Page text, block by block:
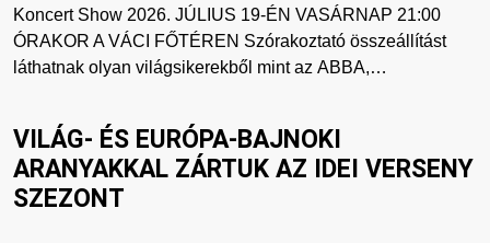
Koncert Show 2026. JÚLIUS 19-ÉN VASÁRNAP 21:00
ÓRAKOR A VÁCI FŐTÉREN Szórakoztató összeállítást
láthatnak olyan világsikerekből mint az ABBA,…
VILÁG- ÉS EURÓPA-BAJNOKI
ARANYAKKAL ZÁRTUK AZ IDEI VERSENY
SZEZONT